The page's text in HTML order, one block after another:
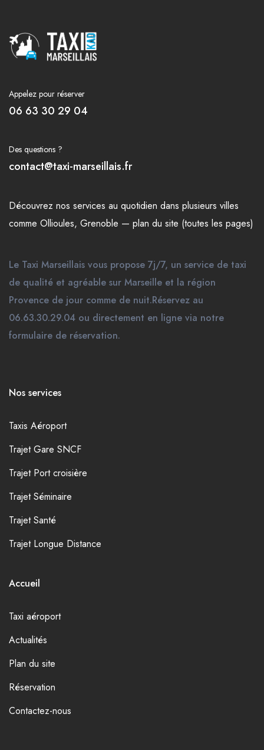
Appelez pour réserver
06 63 30 29 04
Des questions ?
contact@taxi-marseillais.fr
Découvrez nos services au quotidien dans plusieurs villes
comme Ollioules, Grenoble — plan du site (toutes les pages)
Le Taxi Marseillais vous propose 7j/7, un service de taxi
de qualité et agréable sur Marseille et la région
Provence de jour comme de nuit.Réservez au
06.63.30.29.04 ou directement en ligne via notre
formulaire de réservation.
Nos services
Taxis Aéroport
Trajet Gare SNCF
Trajet Port croisière
Trajet Séminaire
Trajet Santé
Trajet Longue Distance
Accueil
Taxi aéroport
Actualités
Plan du site
Réservation
Contactez-nous